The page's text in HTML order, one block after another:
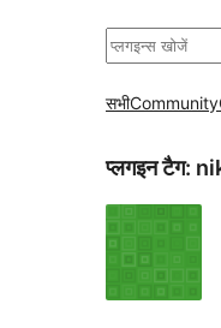
खोजें
सभीCommunity
प्लगइन टैग: